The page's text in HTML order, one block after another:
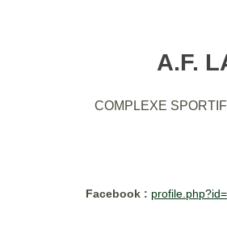
A.F.
COMPLEXE
Facebook :